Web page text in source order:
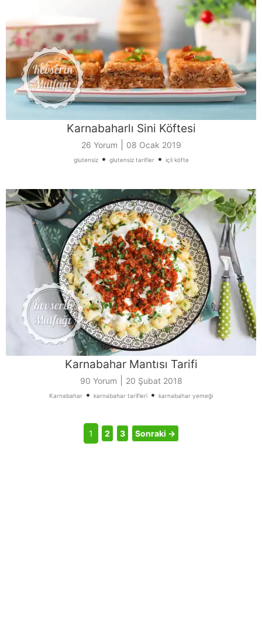
Karnabaharlı Sini Köftesi
26 Yorum 08 Ocak 2019
glutensiz• glutensiz tarifler• içli köfte
Karnabahar Mantısı Tarifi
90 Yorum 20 Şubat 2018
Karnabahar • karnabahar tarifleri • karnabahar yemeği
1 2 3 Sonraki →